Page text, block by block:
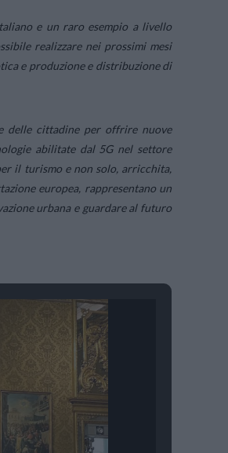
e un raro esempio a livello
realizzare nei prossimi mesi
e produzione e distribuzione di
delle cittadine per offrire nuove
abilitate dal 5G nel settore
il turismo e non solo, arricchita,
europea, rappresentano un
urbana e guardare al futuro